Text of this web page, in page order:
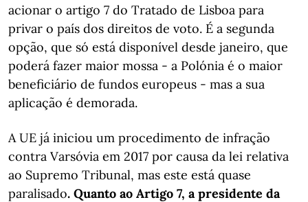
acionar o artigo 7 do Tratado de Lisboa para
privar o país dos direitos de voto. É a segunda
opção, que só está disponível desde janeiro, que
poderá fazer maior mossa - a Polónia é o maior
beneficiário de fundos europeus - mas a sua
aplicação é demorada.
A UE já iniciou um procedimento de infração
contra Varsóvia em 2017 por causa da lei relativa
ao Supremo Tribunal, mas este está quase
paralisado. Quanto ao Artigo 7, a presidente da